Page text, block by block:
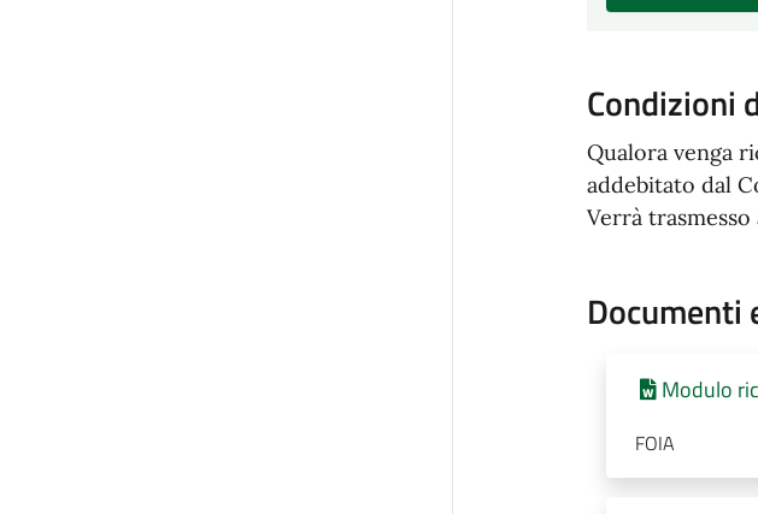
Condizioni
Qualora venga
addebitato dal
Verrà
Documenti
Modulo
FOIA